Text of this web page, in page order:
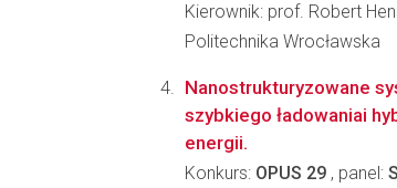
Kierownik: prof. Robert
Politechnika Wrocławska
Nanostrukturyzowane
szybkiego ładowaniai
energii.
Konkurs: OPUS 29 , panel: